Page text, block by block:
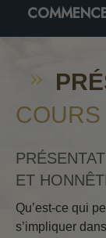
COURS
ET
Qu’est-ce qui
s’impliquer